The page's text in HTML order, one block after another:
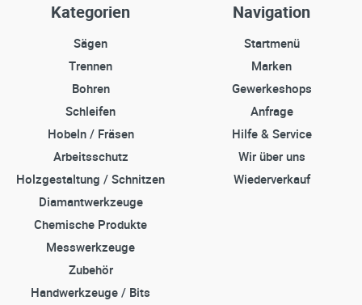
Kategorien
Sägen
Trennen
Bohren
Schleifen
Hobeln / Fräsen
Arbeitsschutz
Holzgestaltung / Schnitzen
Diamantwerkzeuge
Chemische Produkte
Messwerkzeuge
Zubehör
Handwerkzeuge / Bits
Navigation
Startmenü
Marken
Gewerkeshops
Anfrage
Hilfe & Service
Wir über uns
Wiederverkauf